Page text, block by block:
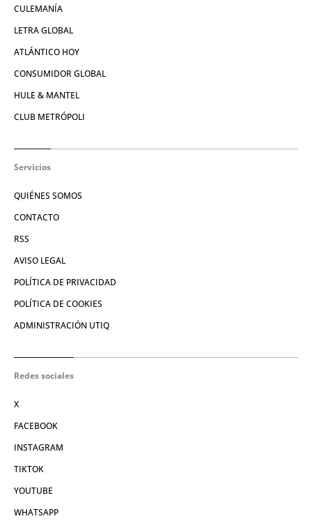
CULEMANÍA
LETRA GLOBAL
ATLÁNTICO HOY
CONSUMIDOR GLOBAL
HULE & MANTEL
CLUB METRÓPOLI
Servicios
QUIÉNES SOMOS
CONTACTO
RSS
AVISO LEGAL
POLÍTICA DE PRIVACIDAD
POLÍTICA DE COOKIES
ADMINISTRACIÓN UTIQ
Redes sociales
X
FACEBOOK
INSTAGRAM
TIKTOK
YOUTUBE
WHATSAPP